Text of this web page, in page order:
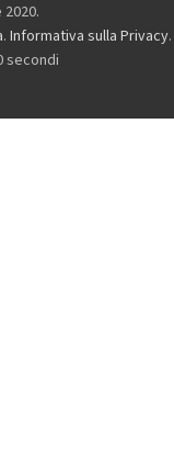
. Informativa sulla Privacy.
secondi